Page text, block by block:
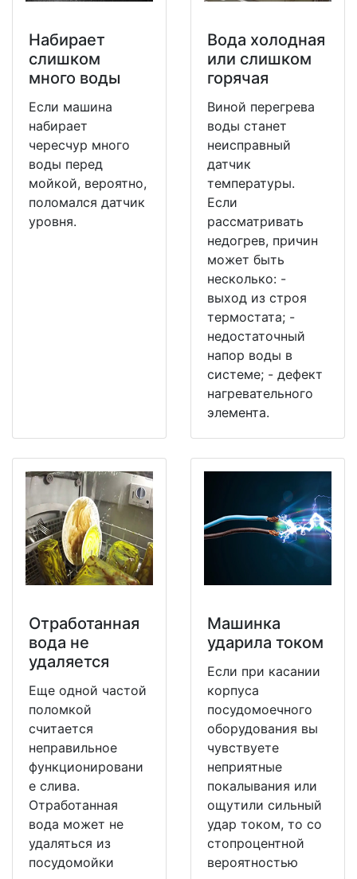
Набирает
слишком
много воды
Если машина
набирает
чересчур много
воды перед
мойкой, вероятно,
поломался датчик
уровня.
Вода холодная
или слишком
горячая
Виной перегрева
воды станет
неисправный
датчик
температуры.
Если
рассматривать
недогрев, причин
может быть
несколько: -
выход из строя
термостата; -
недостаточный
напор воды в
системе; - дефект
нагревательного
элемента.
Отработанная
вода не
удаляется
Еще одной частой
поломкой
считается
неправильное
функционировани
е слива.
Отработанная
вода может не
удаляться из
посудомойки
Машинка
ударила током
Если при касании
корпуса
посудомоечного
оборудования вы
чувствуете
неприятные
покалывания или
ощутили сильный
удар током, то со
стопроцентной
вероятностью